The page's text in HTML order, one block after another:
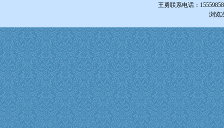
王勇联系电话：
浏览